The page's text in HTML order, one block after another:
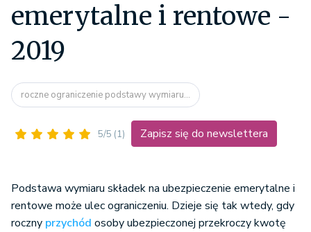
emerytalne i rentowe -
2019
roczne ograniczenie podstawy wymiaru...
5/5 (1) Zapisz się do newslettera
Podstawa wymiaru składek na ubezpieczenie emerytalne i
rentowe może ulec ograniczeniu. Dzieje się tak wtedy, gdy
roczny przychód osoby ubezpieczonej przekroczy kwotę